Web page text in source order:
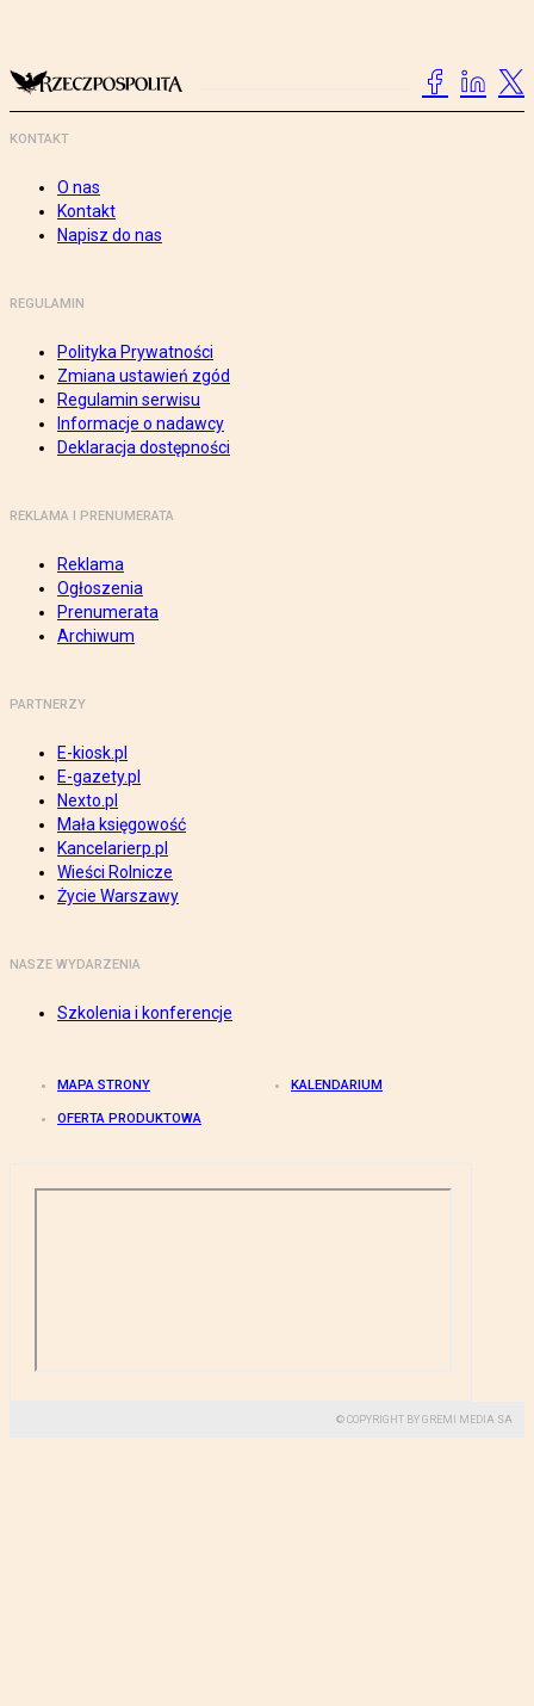
KONTAKT
O nas
Kontakt
Napisz do nas
REGULAMIN
Polityka Prywatności
Zmiana ustawień zgód
Regulamin serwisu
Informacje o nadawcy
Deklaracja dostępności
REKLAMA I PRENUMERATA
Reklama
Ogłoszenia
Prenumerata
Archiwum
PARTNERZY
E-kiosk.pl
E-gazety.pl
Nexto.pl
Mała księgowość
Kancelarierp.pl
Wieści Rolnicze
Życie Warszawy
NASZE WYDARZENIA
Szkolenia i konferencje
MAPA STRONY KALENDARIUM
OFERTA PRODUKTOWA
© COPYRIGHT BY GREMI MEDIA SA